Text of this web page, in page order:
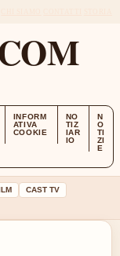
INFORM
ATIVA
COOKIE
NO
TIZ
IAR
IO
N
O
TI
ZI
E
CAST TV